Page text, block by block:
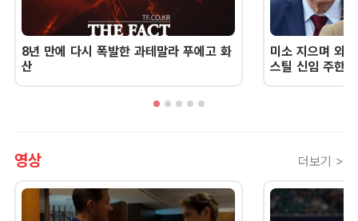
8년 만에 다시 폭발한 과테말라 푸에고 화
산
미소 지으며 외
스틸 신임 주한
영상 더보기 >